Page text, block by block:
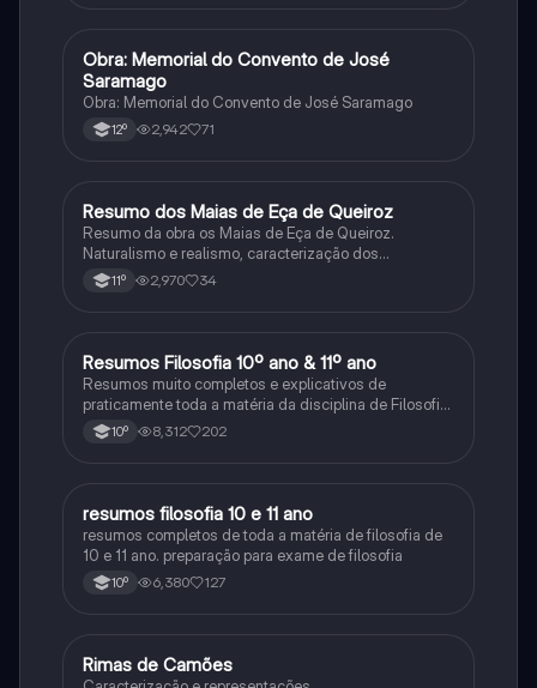
Português
Obra: Memorial do Convento de José
Saramago
Obra: Memorial do Convento de José Saramago
12º 2,942 71
Português
Resumo dos Maias de Eça de Queiroz
Resumo da obra os Maias de Eça de Queiroz.
Naturalismo e realismo, caracterização dos
personagens e contexto histórico.
11º 2,970 34
Filosofia
Resumos Filosofia 10º ano & 11º ano
Resumos muito completos e explicativos de
praticamente toda a matéria da disciplina de Filosofia
10º 8,312 202
Filosofia
resumos filosofia 10 e 11 ano
resumos completos de toda a matéria de filosofia de
10 e 11 ano. preparação para exame de filosofia
10º 6,380 127
Português
Rimas de Camões